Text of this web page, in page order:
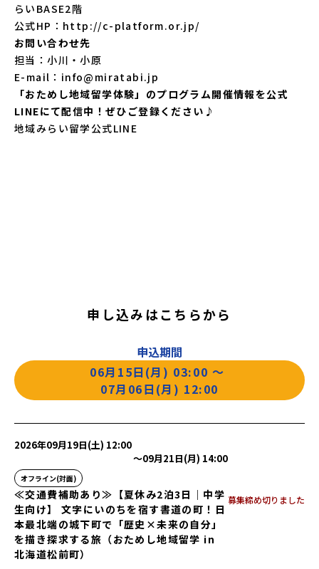
らいBASE2階
公式HP： http://c-platform.or.jp/
お問い合わせ先
担当：小川・小原
E-mail：info@miratabi.jp
「おためし地域留学体験」のプログラム開催情報を公式
LINEにて配信中！ぜひご登録ください♪
地域みらい留学公式LINE
申し込みはこちらから
申込期間
06月15日(月) 03:00 〜
07月06日(月) 12:00
2026年09月19日(土) 12:00
〜09月21日(月) 14:00
オフライン(対面)
≪交通費補助あり≫【夏休み2泊3日｜中学
生向け】 文字にいのちを宿す書道の町！日
本最北端の城下町で「歴史×未来の自分」
を描き探求する旅（おためし地域留学 in
北海道松前町）
募集締め切りました